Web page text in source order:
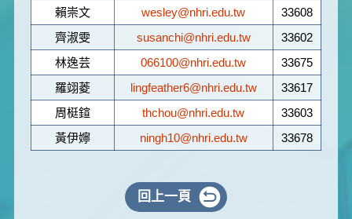
賴崇文
wesley@nhri.edu.tw
33608
齊淑雯
susanchi@nhri.edu.tw
33602
林逸芸
066100@nhri.edu.tw
33675
羅翊菱
lingfeather6@nhri.edu.tw
33617
周梃鍹
thchou@nhri.edu.tw
33603
黃伊嬣
ningh10@nhri.edu.tw 33678
回上一頁